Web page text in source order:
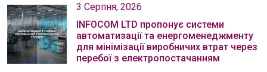
3 Серпня, 2026
INFOCOM LTD пропонує системи
автоматизації та енергоменеджменту
для мінімізації виробничих втрат через
перебої з електропостачанням